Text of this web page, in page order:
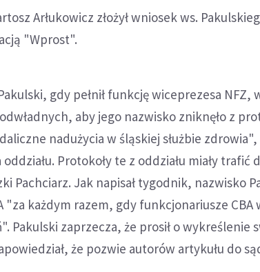
Arłukowicz złożył wniosek ws.
"Wprost".
gdy pełnił funkcję wiceprezesa NFZ,
aby jego nazwisko zniknęło z
nadużycia w śląskiej służbie
Protokoły te z oddziału miały trafić
Pachciarz. Jak napisał tygodnik, nazwisko
"za każdym razem, gdy funkcjonariusze CBA
Pakulski zaprzecza, że prosił o wykreślenie
że pozwie autorów artykułu do